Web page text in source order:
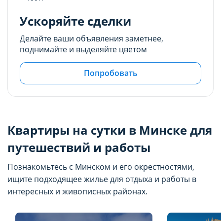
Ускоряйте сделки
Делайте ваши объявления заметнее,
поднимайте и выделяйте цветом
Попробовать
Квартиры на сутки в Минске для
путешествий и работы
Познакомьтесь с Минском и его окрестностями,
ищите подходящее жилье для отдыха и работы в
интересных и живописных районах.